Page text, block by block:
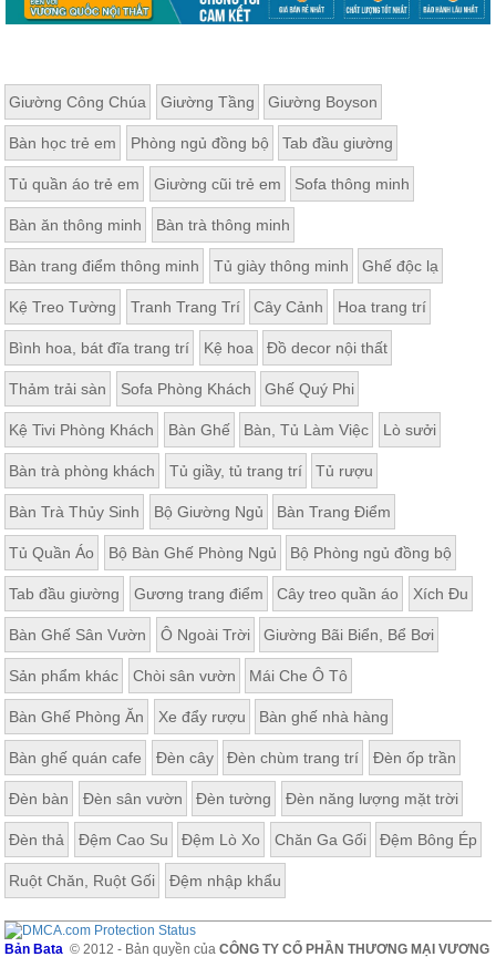
Giường Công Chúa Giường Tầng Giường Boyson
Bàn học trẻ em Phòng ngủ đồng bộ Tab đầu giường
Tủ quần áo trẻ em Giường cũi trẻ em Sofa thông minh
Bàn ăn thông minh Bàn trà thông minh
Bàn trang điểm thông minh Tủ giày thông minh Ghế độc lạ
Kệ Treo Tường Tranh Trang Trí Cây Cảnh Hoa trang trí
Bình hoa, bát đĩa trang trí Kệ hoa Đồ decor nội thất
Thảm trải sàn Sofa Phòng Khách Ghế Quý Phi
Kệ Tivi Phòng Khách Bàn Ghế Bàn, Tủ Làm Việc Lò sưởi
Bàn trà phòng khách Tủ giầy, tủ trang trí Tủ rượu
Bàn Trà Thủy Sinh Bộ Giường Ngủ Bàn Trang Điểm
Tủ Quần Áo Bộ Bàn Ghế Phòng Ngủ Bộ Phòng ngủ đồng bộ
Tab đầu giường Gương trang điểm Cây treo quần áo Xích Đu
Bàn Ghế Sân Vườn Ô Ngoài Trời Giường Bãi Biển, Bể Bơi
Sản phẩm khác Chòi sân vườn Mái Che Ô Tô
Bàn Ghế Phòng Ăn Xe đẩy rượu Bàn ghế nhà hàng
Bàn ghế quán cafe Đèn cây Đèn chùm trang trí Đèn ốp trần
Đèn bàn Đèn sân vườn Đèn tường Đèn năng lượng mặt trời
Đèn thả Đệm Cao Su Đệm Lò Xo Chăn Ga Gối Đệm Bông Ép
Ruột Chăn, Ruột Gối Đệm nhập khẩu
Bản Bata © 2012 - Bản quyền củaCÔNG TY CỔ PHẦN THƯƠNG MẠI VƯƠNG